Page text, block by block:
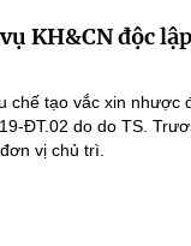
KH&CN độc
chế tạo vắc xin nhược
ĐT.02 do do TS.
vị chủ trì.